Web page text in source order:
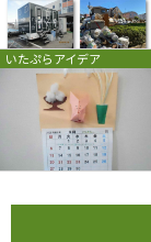
いたぷらアイデア